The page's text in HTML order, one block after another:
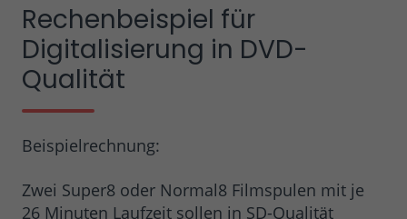
Rechenbeispiel für
Digitalisierung in DVD-
Qualität
Beispielrechnung:
Zwei Super8 oder Normal8 Filmspulen mit je
26 Minuten Laufzeit sollen in SD-Qualität